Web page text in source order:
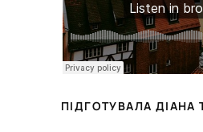
ПІДГОТУВАЛА ДІАНА